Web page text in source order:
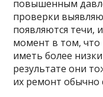
повышенным
проверки
появляются течи,
момент в том,
иметь более
результате они
их ремонт обычно